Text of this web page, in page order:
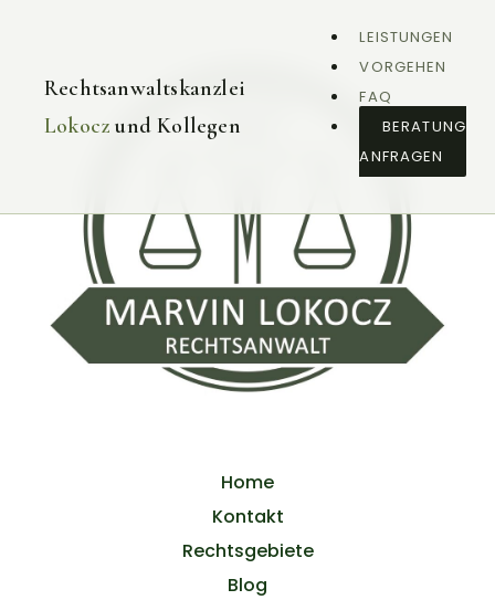
Home
Kontakt
Rechtsgebiete
Blog
Rechtsanwaltskanzlei
Lokocz und Kollegen
LEISTUNGEN
VORGEHEN
FAQ
BERATUNG
ANFRAGEN